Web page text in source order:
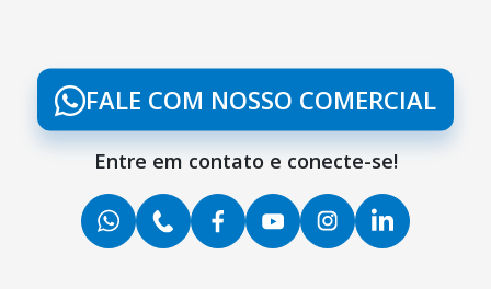
FALE COM NOSSO COMERCIAL
Entre em contato e conecte-se!